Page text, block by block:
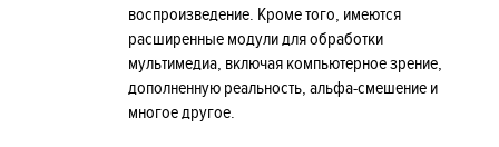
воспроизведение. Кроме того, имеются
расширенные модули для обработки
мультимедиа, включая компьютерное зрение,
дополненную реальность, альфа-смешение и
многое другое.